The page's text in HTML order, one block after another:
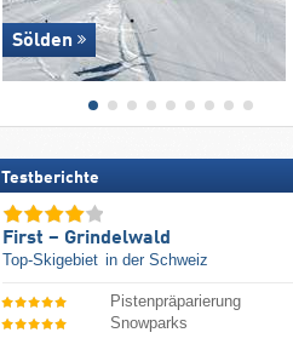
Sölden
Testberichte
First – Grindelwald
Top-Skigebiet in der Schweiz
Pistenpräparierung
Snowparks